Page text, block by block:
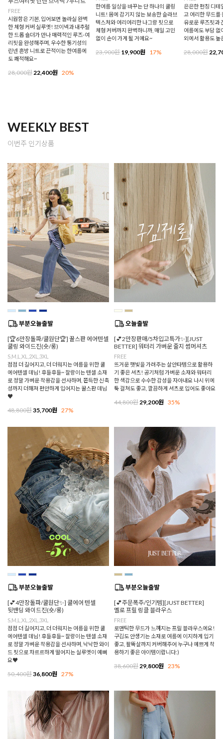
FREE
시원함은 기본, 입어보면 놀라실 완벽
한 체형 커버 실루엣! 브이넥과 내추럴
한 드롭 숄더가 만나 매력적인 루즈-여
리핏을 완성해주며, 우수한 통기성의
린넨 혼방 니트로 끈적이는 한여름에
도 쾌적해요~
28,000원22,400원 20%
한여름 일상을 바꾸는 단 하나의 쿨링
니트! 몸에 감기지 않는 보송한 슬라브
텍스처와 여리여리한 나그랑 핏으로
체형 커버까지 완벽하니까, 매일 고민
없이 손이 가게 될 거예요~
23,900원19,900원 17%
은은한 펀칭 디테
고 여리한 무드를
유로운 루즈핏과
여름에도 부담 없
외에서 활용도 높
28,000원
WEEKLY BEST
이번주 인기상품
[🏆6만장돌파/쿨원단🏆] 꿀스판 에어텐셀
쿨링 와이드진(숏/롱)
S,M,L,XL,2XL,3XL
점점 더 길어지고, 더 더워지는 여름을 위한 쿨
에어텐셀 데님! 후들후들~ 찰랑이는 텐셀 소재
로 정말 가벼운 착용감을 선사하며, 쫀득한 신축
성까지 더해져 편안하게 입어지는 꿀스판 데님
♥
48,800원35,700원 27%
[💕2만장판매/5차입고특가✨][JUST
BETTER] 워터리 가벼운 줄지 썸머셔츠
FREE
뜨거운 햇빛을 가려주는 살안타템으로 활용하
기 좋은 셔츠! 공기처럼 가벼운 소재와 워터리
한 색감으로 수수한 감성을 자아내요 나시 위에
툭 걸쳐도 좋고, 깔끔하게 셔츠로 입어도 좋아요
44,800원29,200원 35%
[💕4만장돌파/쿨원단✨] 쿨에어 텐셀
뒷밴딩 와이드진(숏/롱)
S,M,L,XL,2XL,3XL
점점 더 길어지고, 더 더워지는 여름을 위한 쿨
에어텐셀 데님! 후들후들~ 찰랑이는 텐셀 소재
로 정말 가벼운 착용감을 선사하며, 낙낙한 와이
드 핏으로 차르르하게 떨어지는 실루엣이 예뻐
요♥
50,400원36,800원 27%
[💕주문폭주/인기템][JUST BETTER]
멜로 프릴 링클 블라우스
FREE
로맨틱한 무드가 느껴지는 프릴 블라우스에요!
구김도 안생기는 소재로 여름에 이지하게 입기
좋고, 팔뚝살까지 커버해주어 누구나 예쁘게 착
용하기 좋은 아이템이랍니다:)
38,600원 29,800원 23%